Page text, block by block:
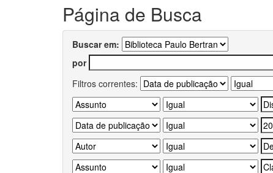
Página de Busca
Buscar em:
por
Filtros correntes: